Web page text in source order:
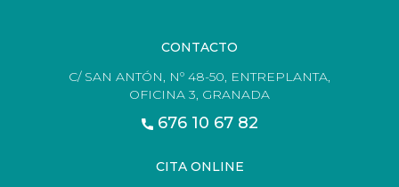
CONTACTO
C/ SAN ANTÓN, Nº 48-50, ENTREPLANTA,
OFICINA 3, GRANADA
676 10 67 82
CITA ONLINE